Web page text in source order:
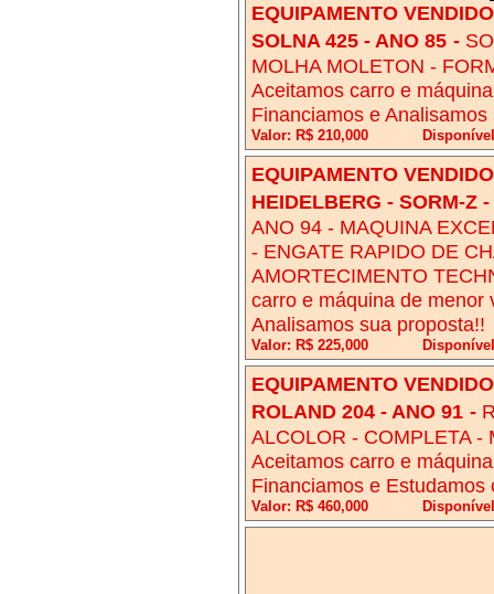
EQUIPAMENTO
SOLNA 425 - ANO 85 -
MOLHA MOLETON -
Aceitamos carro e
Financiamos e
Valor: R$ 210,000
EQUIPAMENTO
HEIDELBERG - SORM-Z
ANO 94 - MAQUINA
- ENGATE RAPIDO DE
AMORTECIMENTO
carro e máquina de menor
Analisamos sua proposta!!
Valor: R$ 225,000
EQUIPAMENTO
ROLAND 204 - ANO 91 -
ALCOLOR - COMPLETA -
Aceitamos carro e
Financiamos e Estudamos
Valor: R$ 460,000